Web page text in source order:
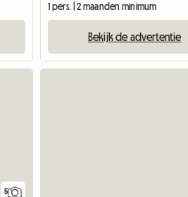
1 pers. | 2 maanden minimum
Bekijk de advertentie
5